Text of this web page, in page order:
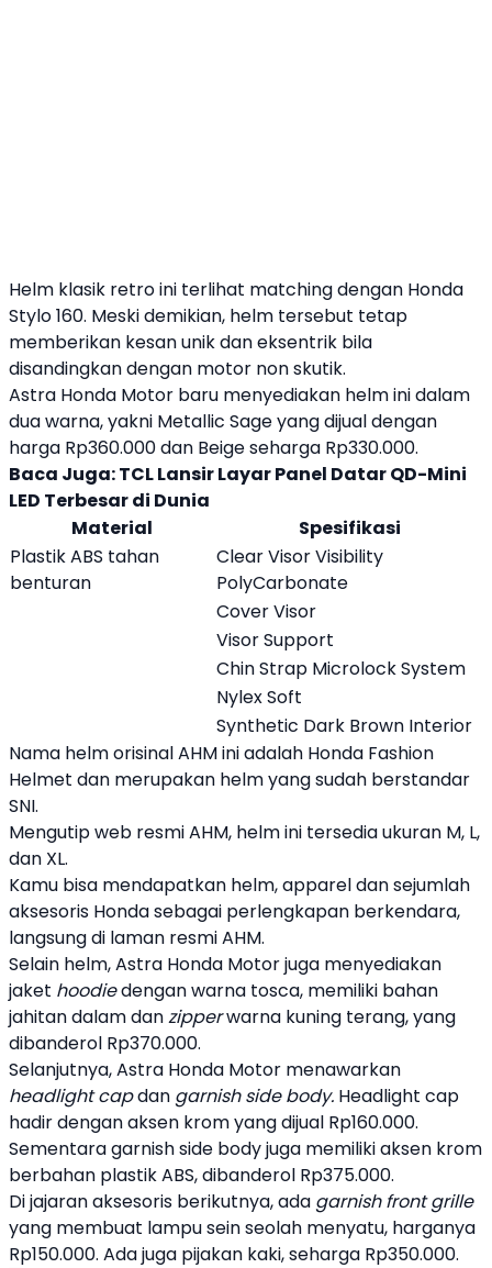
Helm klasik retro ini terlihat matching dengan Honda
Stylo 160. Meski demikian, helm tersebut tetap
memberikan kesan unik dan eksentrik bila
disandingkan dengan motor nonskutik.
Astra Honda Motor baru menyediakan helm ini dalam
dua warna, yakni Metallic Sage yang dijual dengan
harga Rp360.000 dan Beige seharga Rp330.000.
Baca Juga:TCL Lansir Layar Panel Datar QD-Mini
LED Terbesar di Dunia
Material
Spesifikasi
Plastik ABS tahan
benturan
Clear Visor Visibility
PolyCarbonate
Cover Visor
Visor Support
Chin Strap Microlock System
Nylex Soft
Synthetic Dark Brown Interior
Nama helm orisinal AHM ini adalah Honda Fashion
Helmet dan merupakan helm yang sudah berstandar
SNI.
Mengutip web resmi AHM, helm ini tersedia ukuran M, L,
dan XL.
Kamu bisa mendapatkan helm, apparel dan sejumlah
aksesoris Hondasebagai perlengkapan berkendara,
langsung di laman resmi AHM.
Selain helm,Astra Honda Motorjuga menyediakan
jaket hoodiedengan warna tosca, memiliki bahan
jahitan dalam danzipperwarna kuning terang, yang
dibanderol Rp370.000.
Selanjutnya,Astra Honda Motor menawarkan
headlight capdan garnish side body. Headlight cap
hadir dengan aksen krom yang dijual Rp160.000.
Sementara garnish side body juga memiliki aksen krom
berbahan plastik ABS, dibanderol Rp375.000.
Di jajaran aksesoris berikutnya, ada garnish front grille
yang membuat lampu sein seolah menyatu, harganya
Rp150.000. Ada juga pijakan kaki, seharga Rp350.000.